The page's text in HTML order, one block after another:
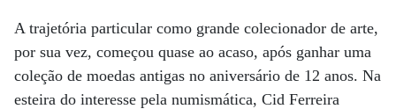
A trajetória particular como grande colecionador de arte,
por sua vez, começou quase ao acaso, após ganhar uma
coleção de moedas antigas no aniversário de 12 anos. Na
esteira do interesse pela numismática, Cid Ferreira